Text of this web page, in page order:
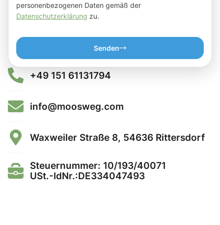
personenbezogenen Daten gemäß der
Datenschutzerklärung zu.
Senden
+49 151 61131794
info@moosweg.com
Waxweiler Straße 8, 54636 Rittersdorf
Steuernummer: 10/193/40071
USt.-IdNr.:DE334047493